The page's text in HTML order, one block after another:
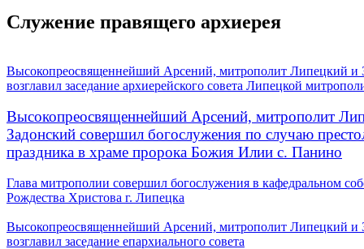
Служение правящего архиерея
Высокопреосвященнейший Арсений, митрополит Липецкий и
возглавил заседание архиерейского совета Липецкой
Высокопреосвященнейший Арсений, митрополит
Задонский совершил богослужения по случаю
праздника в храме пророка Божия Илии с. Панино
Глава митрополии совершил богослужения в кафедральном
Рождества Христова г. Липецка
Высокопреосвященнейший Арсений, митрополит Липецкий и
возглавил заседание епархиального совета